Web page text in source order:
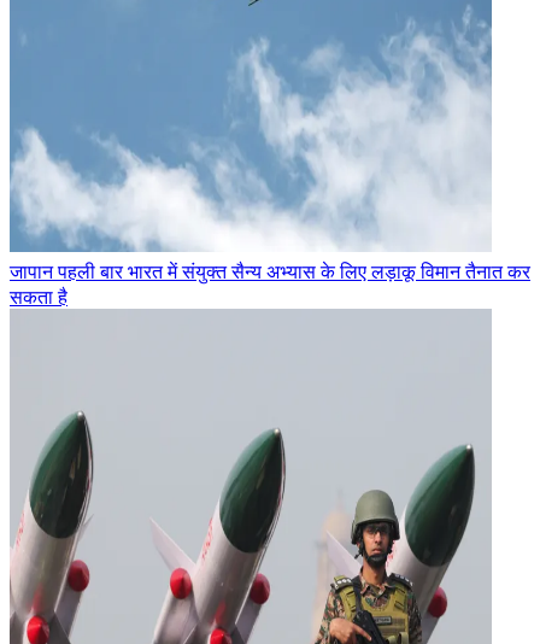
जापान पहली बार भारत में संयुक्त सैन्य अभ्यास के लिए लड़ाकू विमान तैनात कर
सकता है